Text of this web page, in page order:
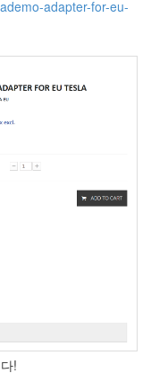
adapter-for-eu-
!